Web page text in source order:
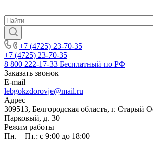
+7 (4725) 23-70-35
+7 (4725) 23-70-35
8 800 222-17-33 Бесплатный по РФ
Заказать звонок
E-mail
lebgokzdorovje@mail.ru
Адрес
309513, Белгородская область, г. Старый
Парковый, д. 30
Режим работы
Пн. – Пт.: с 9:00 до 18:00